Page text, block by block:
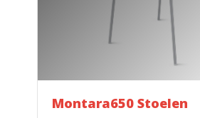
Montara650 Stoelen